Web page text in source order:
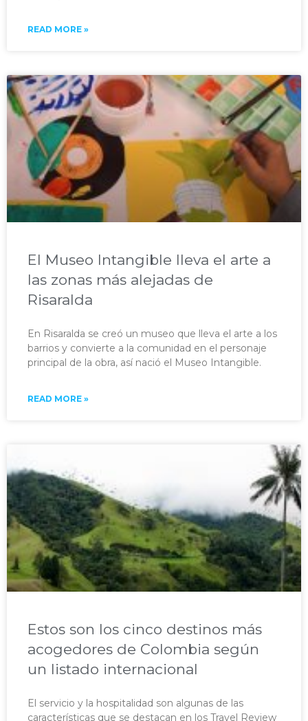
READ MORE »
El Museo Intangible lleva el arte a
las zonas más alejadas de
Risaralda
En Risaralda se creó un museo que lleva el arte a los
barrios y convierte a la comunidad en el personaje
principal de la obra, así nació el Museo Intangible.​
READ MORE »
Estos son los cinco destinos más
acogedores de Colombia según
un listado internacional
El servicio y la hospitalidad son algunas de las
características que se destacan en los Travel Review